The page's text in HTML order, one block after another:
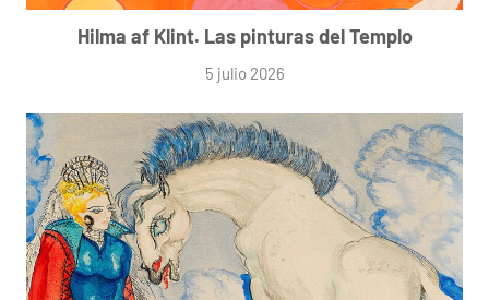
Hilma af Klint. Las pinturas del Templo
5 julio 2026